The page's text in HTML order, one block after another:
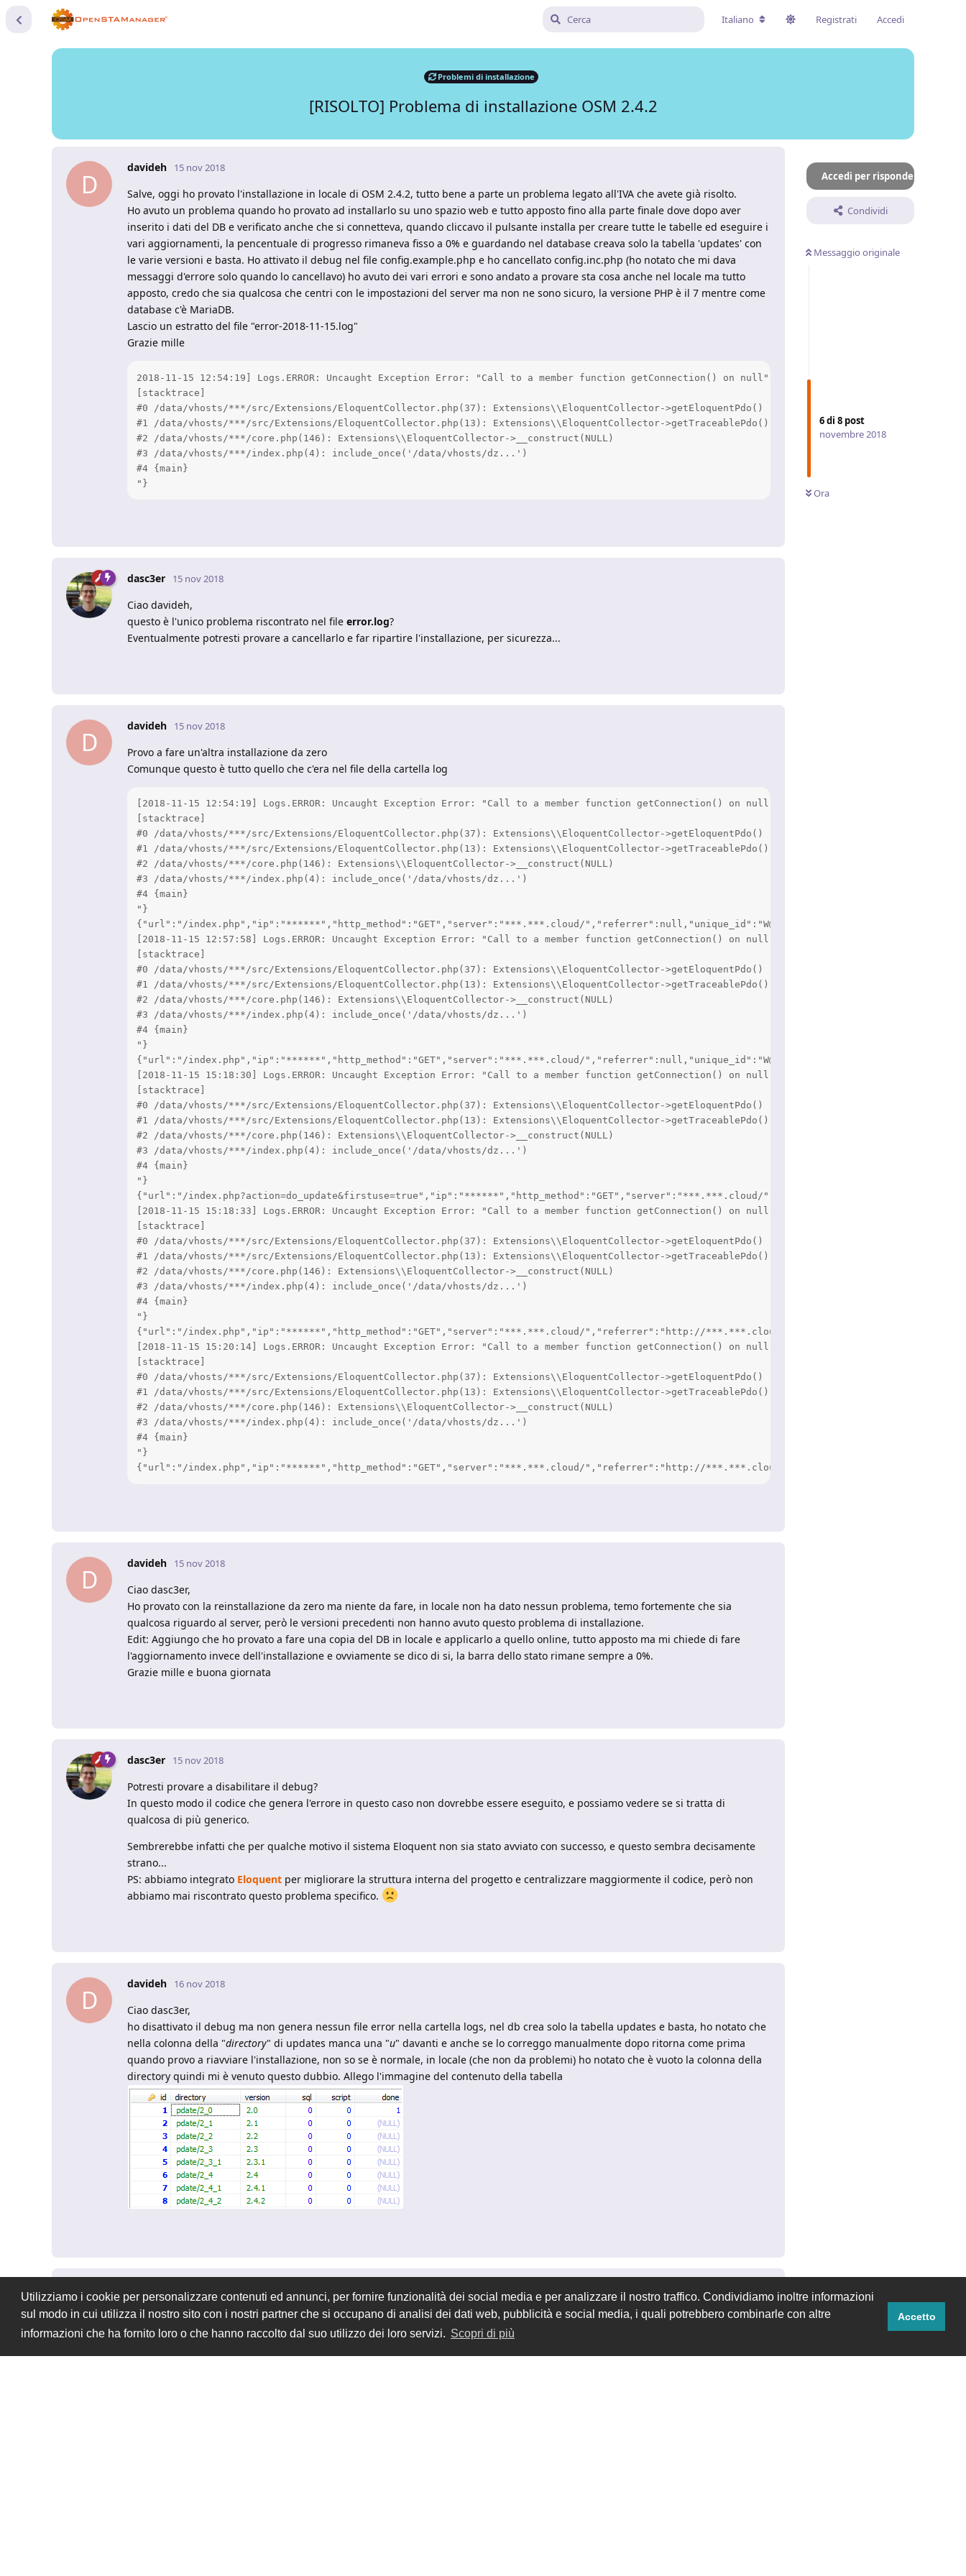
Utilizziamo i cookie per personalizzare contenuti ed annunci, per fornire funzionalità dei social media e per analizzare il nostro traffico. Condividiamo inoltre informazioni
sul modo in cui utilizza il nostro sito con i nostri partner che si occupano di analisi dei dati web, pubblicità e social media, i quali potrebbero combinarle con altre
informazioni che ha fornito loro o che hanno raccolto dal suo utilizzo dei loro servizi. Scopri di più
Accetto
Italiano Registrati Accedi
Problemi di installazione
[RISOLTO] Problema di installazione OSM 2.4.2
Accedi per rispondere
Condividi
Messaggio originale
6di 8 post
novembre 2018
Ora
D
davideh 15 nov 2018
Salve, oggi ho provato l'installazione in locale di OSM 2.4.2, tutto bene a parte un problema legato all'IVA che avete già risolto.
Ho avuto un problema quando ho provato ad installarlo su uno spazio web e tutto apposto fino alla parte finale dove dopo aver
inserito i dati del DB e verificato anche che si connetteva, quando cliccavo il pulsante installa per creare tutte le tabelle ed eseguire i
vari aggiornamenti, la pencentuale di progresso rimaneva fisso a 0% e guardando nel database creava solo la tabella 'updates' con
le varie versioni e basta. Ho attivato il debug nel file config.example.php e ho cancellato config.inc.php (ho notato che mi dava
messaggi d'errore solo quando lo cancellavo) ho avuto dei vari errori e sono andato a provare sta cosa anche nel locale ma tutto
apposto, credo che sia qualcosa che centri con le impostazioni del server ma non ne sono sicuro, la versione PHP è il 7 mentre come
database c'è MariaDB.
Lascio un estratto del file "error-2018-11-15.log"
Grazie mille
2018-11-15 12:54:19] Logs.ERROR: Uncaught Exception Error: "Call to a member function getConnection() on null" at /data/vhosts/***/src/
[stacktrace]
#0 /data/vhosts/***/src/Extensions/EloquentCollector.php(37): Extensions\\EloquentCollector->getEloquentPdo()
#1 /data/vhosts/***/src/Extensions/EloquentCollector.php(13): Extensions\\EloquentCollector->getTraceablePdo()
#2 /data/vhosts/***/core.php(146): Extensions\\EloquentCollector->__construct(NULL)
#3 /data/vhosts/***/index.php(4): include_once('/data/vhosts/dz...')
#4 {main}
"}
dasc3er 15 nov 2018
Ciao davideh,
questo è l'unico problema riscontrato nel file error.log?
Eventualmente potresti provare a cancellarlo e far ripartire l'installazione, per sicurezza...
D
davideh 15 nov 2018
Provo a fare un'altra installazione da zero
Comunque questo è tutto quello che c'era nel file della cartella log
[2018-11-15 12:54:19] Logs.ERROR: Uncaught Exception Error: "Call to a member function getConnection() on null" at /data/vhosts/***/src/
[stacktrace]
#0 /data/vhosts/***/src/Extensions/EloquentCollector.php(37): Extensions\\EloquentCollector->getEloquentPdo()
#1 /data/vhosts/***/src/Extensions/EloquentCollector.php(13): Extensions\\EloquentCollector->getTraceablePdo()
#2 /data/vhosts/***/core.php(146): Extensions\\EloquentCollector->__construct(NULL)
#3 /data/vhosts/***/index.php(4): include_once('/data/vhosts/dz...')
#4 {main}
"}
{"url":"/index.php","ip":"******","http_method":"GET","server":"***.***.cloud/
[2018-11-15 12:57:58] Logs.ERROR: Uncaught Exception Error: "Call to a member function getConnection() on null" at /data/vhosts/***/src/
[stacktrace]
#0 /data/vhosts/***/src/Extensions/EloquentCollector.php(37): Extensions\\EloquentCollector->getEloquentPdo()
#1 /data/vhosts/***/src/Extensions/EloquentCollector.php(13): Extensions\\EloquentCollector->getTraceablePdo()
#2 /data/vhosts/***/core.php(146): Extensions\\EloquentCollector->__construct(NULL)
#3 /data/vhosts/***/index.php(4): include_once('/data/vhosts/dz...')
#4 {main}
"}
{"url":"/index.php","ip":"******","http_method":"GET","server":"***.***.cloud/
[2018-11-15 15:18:30] Logs.ERROR: Uncaught Exception Error: "Call to a member function getConnection() on null" at /data/vhosts/***/src/
[stacktrace]
#0 /data/vhosts/***/src/Extensions/EloquentCollector.php(37): Extensions\\EloquentCollector->getEloquentPdo()
#1 /data/vhosts/***/src/Extensions/EloquentCollector.php(13): Extensions\\EloquentCollector->getTraceablePdo()
#2 /data/vhosts/***/core.php(146): Extensions\\EloquentCollector->__construct(NULL)
#3 /data/vhosts/***/index.php(4): include_once('/data/vhosts/dz...')
#4 {main}
"}
{"url":"/index.php?action=do_update&firstuse=true","ip":"******","http_method":"GET","server":"***.***.cloud/","referrer":"http://***.***.cloud/
[2018-11-15 15:18:33] Logs.ERROR: Uncaught Exception Error: "Call to a member function getConnection() on null" at /data/vhosts/***/src/
[stacktrace]
#0 /data/vhosts/***/src/Extensions/EloquentCollector.php(37): Extensions\\EloquentCollector->getEloquentPdo()
#1 /data/vhosts/***/src/Extensions/EloquentCollector.php(13): Extensions\\EloquentCollector->getTraceablePdo()
#2 /data/vhosts/***/core.php(146): Extensions\\EloquentCollector->__construct(NULL)
#3 /data/vhosts/***/index.php(4): include_once('/data/vhosts/dz...')
#4 {main}
"}
{"url":"/index.php","ip":"******","http_method":"GET","server":"***.***.cloud/","referrer":"http://***.***.cloud/index.php","unique_id":"W@2AOdRs--
[2018-11-15 15:20:14] Logs.ERROR: Uncaught Exception Error: "Call to a member function getConnection() on null" at /data/vhosts/***/src/
[stacktrace]
#0 /data/vhosts/***/src/Extensions/EloquentCollector.php(37): Extensions\\EloquentCollector->getEloquentPdo()
#1 /data/vhosts/***/src/Extensions/EloquentCollector.php(13): Extensions\\EloquentCollector->getTraceablePdo()
#2 /data/vhosts/***/core.php(146): Extensions\\EloquentCollector->__construct(NULL)
#3 /data/vhosts/***/index.php(4): include_once('/data/vhosts/dz...')
#4 {main}
"}
{"url":"/index.php","ip":"******","http_method":"GET","server":"***.***.cloud/","referrer":"http://***.***.cloud/index.php","unique_id":"W@2AnsW-
D
davideh 15 nov 2018
Ciao dasc3er,
Ho provato con la reinstallazione da zero ma niente da fare, in locale non ha dato nessun problema, temo fortemente che sia
qualcosa riguardo al server, però le versioni precedenti non hanno avuto questo problema di installazione.
Edit: Aggiungo che ho provato a fare una copia del DB in locale e applicarlo a quello online, tutto apposto ma mi chiede di fare
l'aggiornamento invece dell'installazione e ovviamente se dico di si, la barra dello stato rimane sempre a 0%.
Grazie mille e buona giornata
dasc3er 15 nov 2018
Potresti provare a disabilitare il debug?
In questo modo il codice che genera l'errore in questo caso non dovrebbe essere eseguito, e possiamo vedere se si tratta di
qualcosa di più generico.
Sembrerebbe infatti che per qualche motivo il sistema Eloquent non sia stato avviato con successo, e questo sembra decisamente
strano...
PS: abbiamo integrato Eloquent per migliorare la struttura interna del progetto e centralizzare maggiormente il codice, però non
abbiamo mai riscontrato questo problema specifico.
D
davideh 16 nov 2018
Ciao dasc3er,
ho disattivato il debug ma non genera nessun file error nella cartella logs, nel db crea solo la tabella updates e basta, ho notato che
nella colonna della "directory" di updates manca una "u" davanti e anche se lo correggo manualmente dopo ritorna come prima
quando provo a riavviare l'installazione, non so se è normale, in locale (che non da problemi) ho notato che è vuoto la colonna della
directory quindi mi è venuto questo dubbio. Allego l'immagine del contenuto della tabella
ciao davideh
contralla questo commit di ieri: